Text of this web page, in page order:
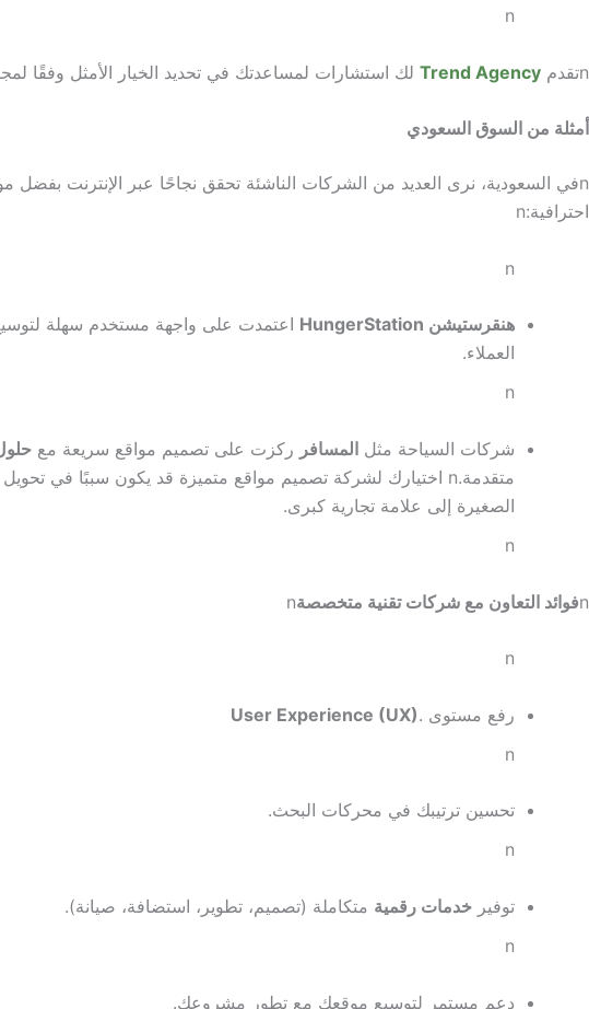
n
nتقدم Trend Agency لك استشارات لمساعدتك في تحديد الخيار الأمثل وفقًا
أمثلة من السوق السعودي
nفي السعودية، نرى العديد من الشركات الناشئة تحقق نجاحًا عبر الإنترنت بفضل
احترافية:n
n
هنقرستيشن HungerStation
اعتمدت على واجهة مستخدم سهلة
العملاء.
n
شركات السياحة مثل المسافر ركزت على تصميم مواقع سريعة مع
متقدمة.n اختيارك لشركة تصميم مواقع متميزة قد يكون سببًا في
الصغيرة إلى علامة تجارية كبرى.
n
nفوائد التعاون مع شركات تقنية متخصصةn
n
رفع مستوى .User Experience (UX)
n
تحسين ترتيبك في محركات البحث.
n
توفير خدمات رقمية متكاملة (تصميم، تطوير، استضافة، صيانة).
n
دعم مستمر لتوسيع موقعك مع تطور مشروعك.